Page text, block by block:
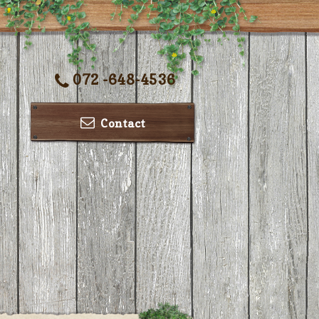
072 -648-4536
Contact